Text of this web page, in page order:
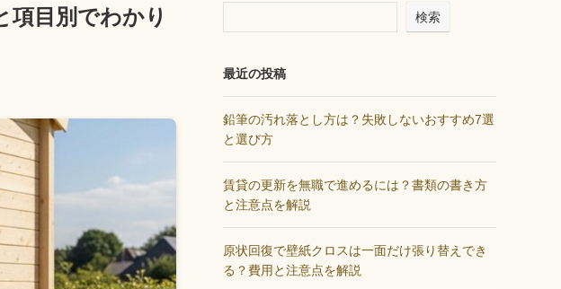
項目別でわかり
検索
最近の投稿
鉛筆の汚れ落とし方は？失敗しないおすすめ7選
と選び方
賃貸の更新を無職で進めるには？書類の書き方
と注意点を解説
原状回復で壁紙クロスは一面だけ張り替えでき
る？費用と注意点を解説